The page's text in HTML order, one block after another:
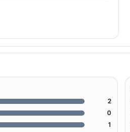
2
0
1